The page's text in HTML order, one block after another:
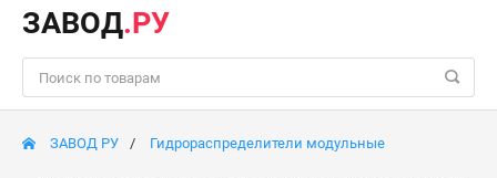
ЗАВОД.РУ
ЗАВОД РУ Гидрораспределители модульные